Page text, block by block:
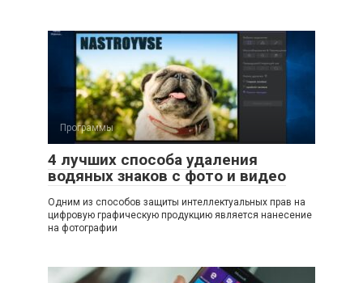
Программы
4 лучших способа удаления
водяных знаков с фото и видео
Одним из способов защиты интеллектуальных прав на
цифровую графическую продукцию является нанесение
на фотографии